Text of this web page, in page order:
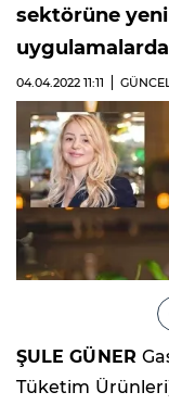
sektörüne
04.04.2022 11:11
ŞULE GÜNER
Tüketim